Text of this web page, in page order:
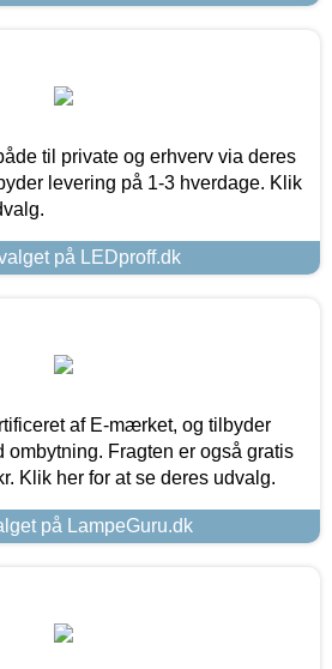
til private og erhverv via deres
levering på 1-3 hverdage. Klik
på LEDproff.dk
af E-mærket, og tilbyder
ombytning. Fragten er også gratis
Klik her for at se deres udvalg.
på LampeGuru.dk